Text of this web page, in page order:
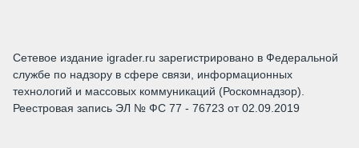
Сетевое издание igrader.ru зарегистрировано в Федеральной
службе по надзору в сфере связи, информационных
технологий и массовых коммуникаций (Роскомнадзор).
Реестровая запись ЭЛ № ФС 77 - 76723 от 02.09.2019